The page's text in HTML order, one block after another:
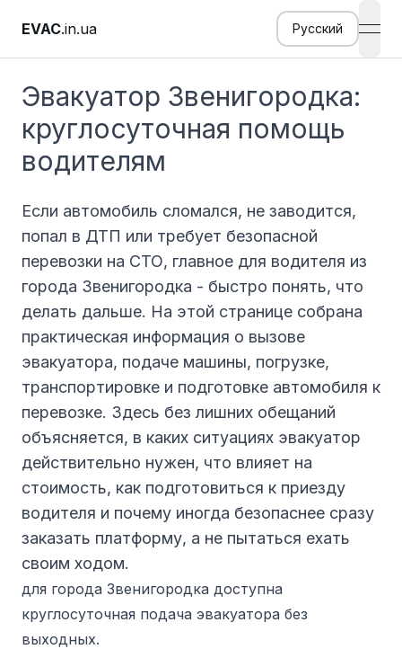
EVAC.in.ua Русский
Эвакуатор Звенигородка:
круглосуточная помощь
водителям
Если автомобиль сломался, не заводится,
попал в ДТП или требует безопасной
перевозки на СТО, главное для водителя из
города Звенигородка - быстро понять, что
делать дальше. На этой странице собрана
практическая информация о вызове
эвакуатора, подаче машины, погрузке,
транспортировке и подготовке автомобиля к
перевозке. Здесь без лишних обещаний
объясняется, в каких ситуациях эвакуатор
действительно нужен, что влияет на
стоимость, как подготовиться к приезду
водителя и почему иногда безопаснее сразу
заказать платформу, а не пытаться ехать
своим ходом.
для города Звенигородка доступна
круглосуточная подача эвакуатора без
выходных.